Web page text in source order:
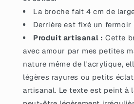
La broche fait 4 cm de
Derrière est fixé un fermoir
Produit artisanal : Cette
avec amour par mes petites
nature même de l'acrylique,
légères rayures ou petits
artisanal. Le texte est peint à